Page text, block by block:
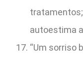
autoestima
“Um sorriso